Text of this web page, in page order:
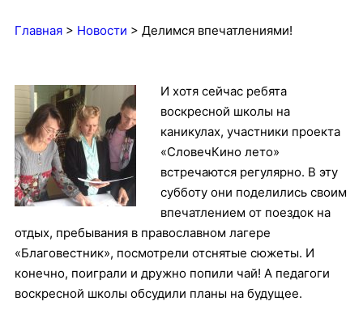
Главная > Новости > Делимся впечатлениями!
И хотя сейчас ребята
воскресной школы на
каникулах, участники проекта
«СловечКино лето»
встречаются регулярно. В эту
субботу они поделились своим
впечатлением от поездок на
отдых, пребывания в православном лагере
«Благовестник», посмотрели отснятые сюжеты. И
конечно, поиграли и дружно попили чай! А педагоги
воскресной школы обсудили планы на будущее.